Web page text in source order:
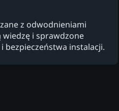
z odwodnieniami
wiedzę i sprawdzone
bezpieczeństwa instalacji.